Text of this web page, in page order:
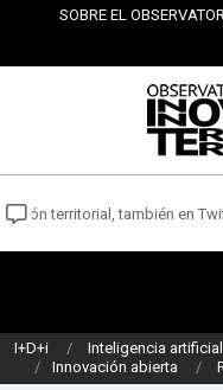
contenido
SOBRE EL
DE
territorial, también en
principal
I+D+i Inteligencia artificial
Innovación abierta